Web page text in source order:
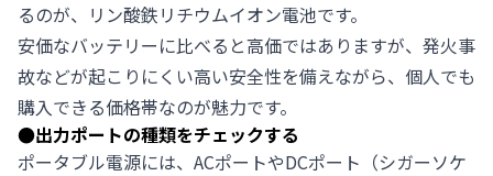
るのが、リン酸鉄リチウムイオン電池です。
安価なバッテリーに比べると高価ではありますが、発火事
故などが起こりにくい高い安全性を備えながら、個人でも
購入できる価格帯なのが魅力です。
●出力ポートの種類をチェックする
ポータブル電源には、ACポートやDCポート（シガーソケ